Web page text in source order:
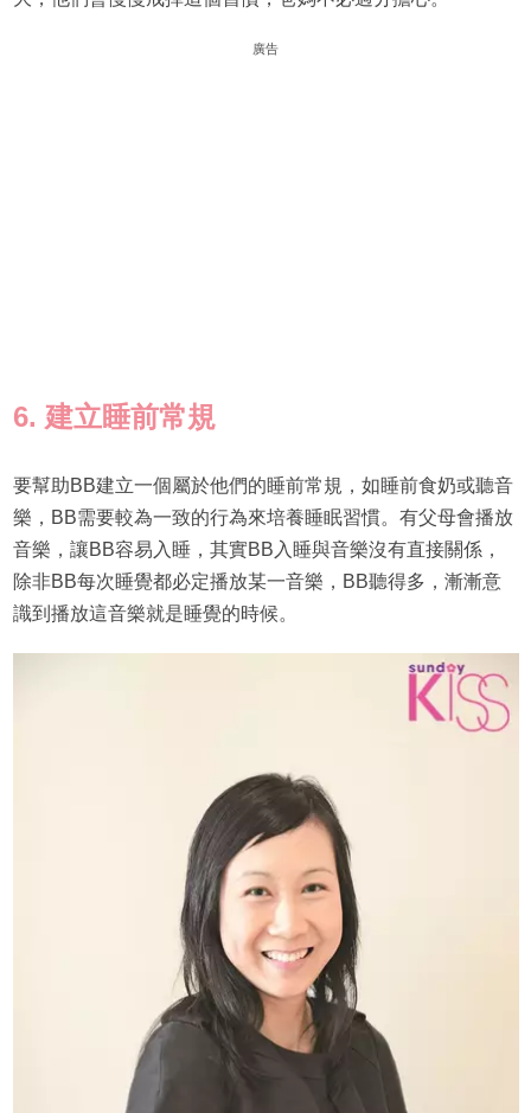
廣告
6. 建立睡前常規
要幫助BB建立一個屬於他們的睡前常規，如睡前食奶或聽音
樂，BB需要較為一致的行為來培養睡眠習慣。有父母會播放
音樂，讓BB容易入睡，其實BB入睡與音樂沒有直接關係，
除非BB每次睡覺都必定播放某一音樂，BB聽得多，漸漸意
識到播放這音樂就是睡覺的時候。